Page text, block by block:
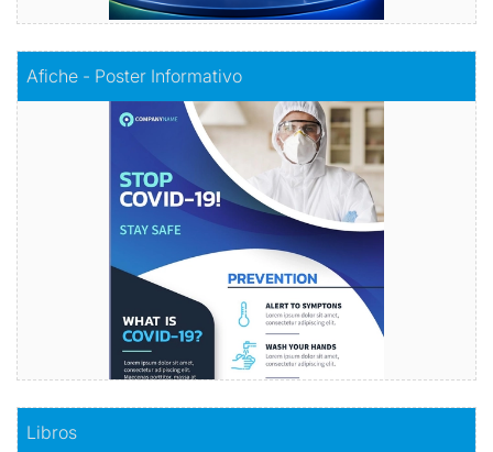
Afiche - Poster Informativo
Información visualmente atractiva
Comprar
Comprar
Libros
Comprar